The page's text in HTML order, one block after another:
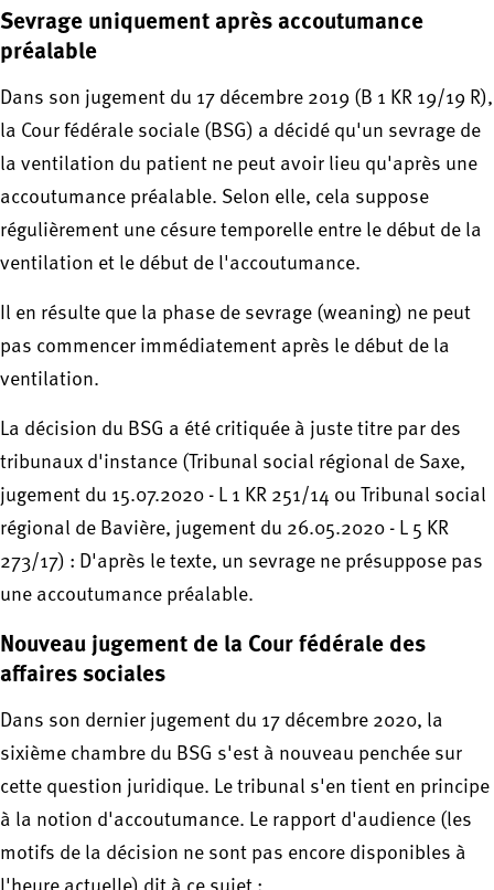
Sevrage uniquement après accoutumance
préalable
Dans son jugement du 17 décembre 2019 (B 1 KR 19/19 R),
la Cour fédérale sociale (BSG) a décidé qu'un sevrage de
la ventilation du patient ne peut avoir lieu qu'après une
accoutumance préalable. Selon elle, cela suppose
régulièrement une césure temporelle entre le début de la
ventilation et le début de l'accoutumance.
Il en résulte que la phase de sevrage (weaning) ne peut
pas commencer immédiatement après le début de la
ventilation.
La décision du BSG a été critiquée à juste titre par des
tribunaux d'instance (Tribunal social régional de Saxe,
jugement du 15.07.2020 - L 1 KR 251/14 ou Tribunal social
régional de Bavière, jugement du 26.05.2020 - L 5 KR
273/17) : D'après le texte, un sevrage ne présuppose pas
une accoutumance préalable.
Nouveau jugement de la Cour fédérale des
affaires sociales
Dans son dernier jugement du 17 décembre 2020, la
sixième chambre du BSG s'est à nouveau penchée sur
cette question juridique. Le tribunal s'en tient en principe
à la notion d'accoutumance. Le rapport d'audience (les
motifs de la décision ne sont pas encore disponibles à